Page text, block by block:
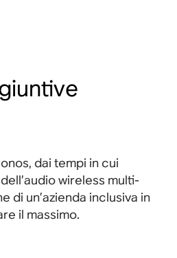
dai tempi in cui
wireless multi-
di un’azienda inclusiva in
il massimo.